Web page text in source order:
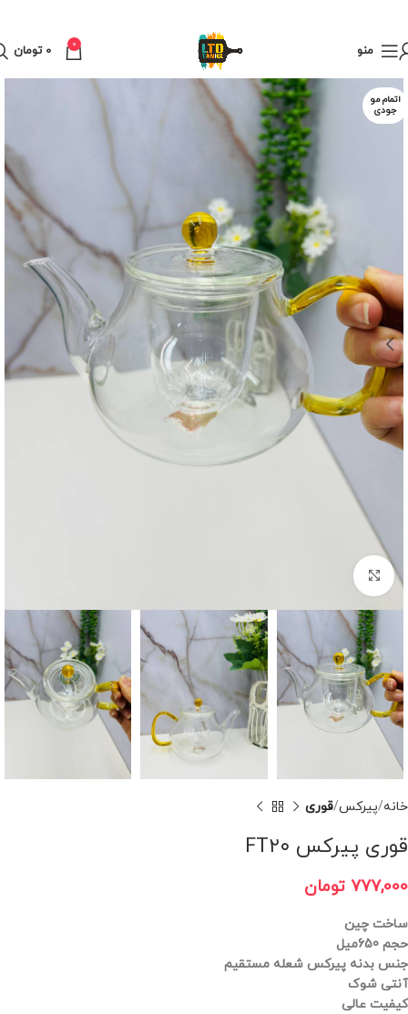
منو 0
0 تومان
اتمام مو
جودی
برای بزرگنمایی کلیک کنید
خانه پیرکس قوری
قوری پیرکس FT۲۰
777,000 تومان
ساخت چین
حجم 650میل
جنس بدنه پیرکس شعله مستقیم
آنتی شوک
کیفیت عالی